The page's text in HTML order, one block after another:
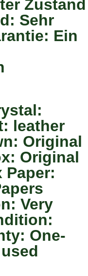
Zustand
Sehr
Ein
leather
Original
Original
Paper:
Very
One-